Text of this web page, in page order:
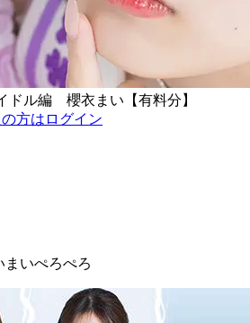
ドル編 櫻衣まい【有料分】
方はログイン
まいぺろぺろ